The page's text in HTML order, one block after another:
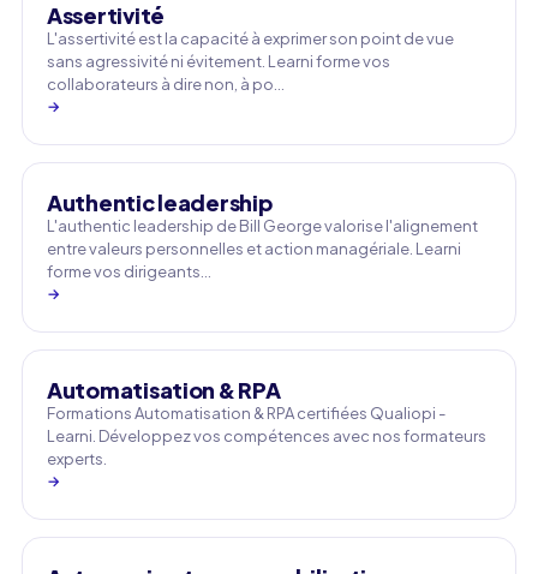
Assertivité
L'assertivité est la capacité à exprimer son point de vue
sans agressivité ni évitement. Learni forme vos
collaborateurs à dire non, à po…
→
Authentic leadership
L'authentic leadership de Bill George valorise l'alignement
entre valeurs personnelles et action managériale. Learni
forme vos dirigeants…
→
Automatisation & RPA
Formations Automatisation & RPA certifiées Qualiopi -
Learni. Développez vos compétences avec nos formateurs
experts.
→